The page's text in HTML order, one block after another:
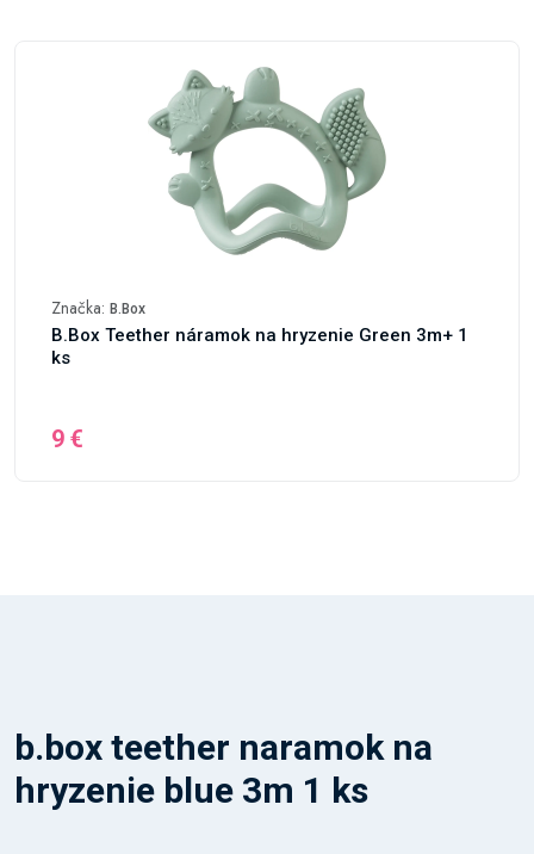
Značka: B.Box
B.Box Teether náramok na hryzenie Green 3m+ 1
ks
9 €
b.box teether naramok na
hryzenie blue 3m 1 ks